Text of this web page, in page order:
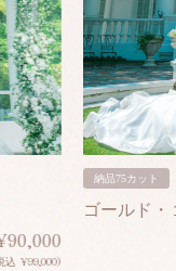
込 ¥99,000)
納品75カット
ゴールド・